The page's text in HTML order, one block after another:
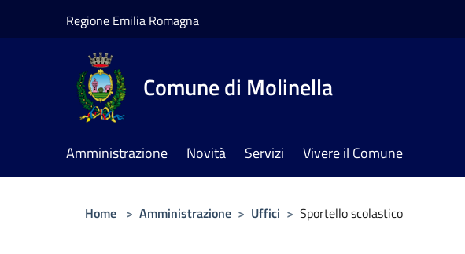
Regione Emilia Romagna
Comune di Molinella
Amministrazione Novità Servizi Vivere il Comune
Home > Amministrazione > Uffici > Sportello scolastico